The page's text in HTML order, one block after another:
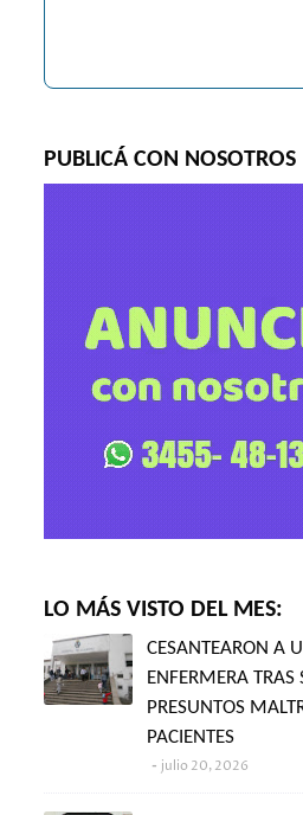
PUBLICÁ CON NOSOTROS
LO MÁS VISTO DEL MES:
CESANTEARON A
ENFERMERA
PRESUNTOS
PACIENTES
julio 20, 2026